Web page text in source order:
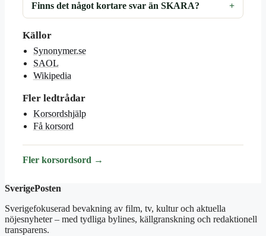
Finns det något kortare svar än SKARA?
Källor
Synonymer.se
SAOL
Wikipedia
Fler ledtrådar
Korsordshjälp
Få korsord
Fler korsordsord →
SverigePosten
Sverigefokuserad bevakning av film, tv, kultur och aktuella
nöjesnyheter – med tydliga bylines, källgranskning och redaktionell
transparens.